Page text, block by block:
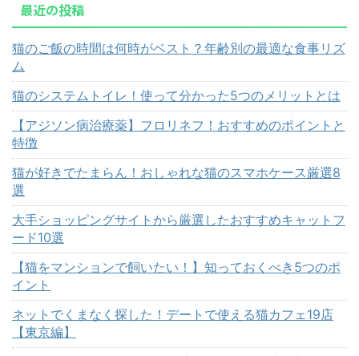
最近の投稿
猫のご飯の時間は何時がベスト？年齢別の最適な食事リズ
ム
猫のシステムトイレ！使って分かった5つのメリットとは
【アジソン病治療薬】フロリネフ！おすすめのポイントと
特徴
猫が好きでたまらん！おしゃれな猫のスマホケース厳選8
選
大手ショッピングサイトから厳選したおすすめキャットフ
ード10選
【猫をマンションで飼いたい！】知っておくべき5つのポ
イント
ネットでくまなく探した！デートで使える猫カフェ19店
【東京編】